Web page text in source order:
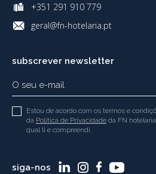
+351 291 910 779
geral@fn-hotelaria.pt
subscrever newsletter
Estou de acordo com os termos e
da Política de Privacidade da FN
qual li e compreendi.
siga-nos